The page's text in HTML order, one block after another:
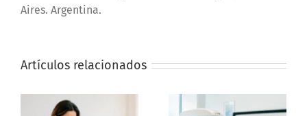
Aires. Argentina.
Artículos relacionados